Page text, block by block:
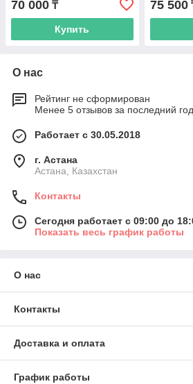
70 000 ₸
Купить
75 500
О нас
Рейтинг не сформирован
Менее 5 отзывов за последний год
Работает с 30.05.2018
г. Астана
Астана, Казахстан
Контакты
Сегодня работает с 09:00 до
Показать весь график работы
О нас
Контакты
Доставка и оплата
График работы